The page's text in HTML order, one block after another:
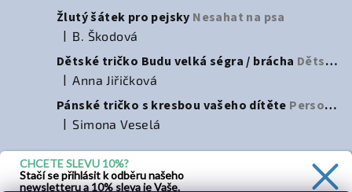
Žlutý šátek pro pejsky Nesahat na psa
Hodnocení produktu je 5 z 5 hvězdiček.
B. Škodová
Dětské tričko Budu velká ségra / brácha Dětské tričko na oznámení přírůstku do rodiny
Hodnocení produktu je 3 z 5 hvězdiček.
Anna Jiřičková
Pánské tričko s kresbou vašeho dítěte Personalizované pánské tričko s dětskou kresbou – ideální dárek pro tatínky
Hodnocení produktu je 5 z 5 hvězdiček.
Simona Veselá
Instagram
CHCETE SLEVU 10%?
Stačí se přihlásit k odběru našeho
newsletteru a 10% sleva je Vaše.